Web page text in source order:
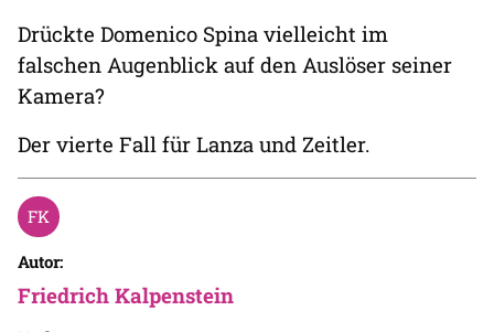
Drückte Domenico Spina vielleicht im
falschen Augenblick auf den Auslöser seiner
Kamera?
Der vierte Fall für Lanza und Zeitler.
Autor:
Friedrich Kalpenstein